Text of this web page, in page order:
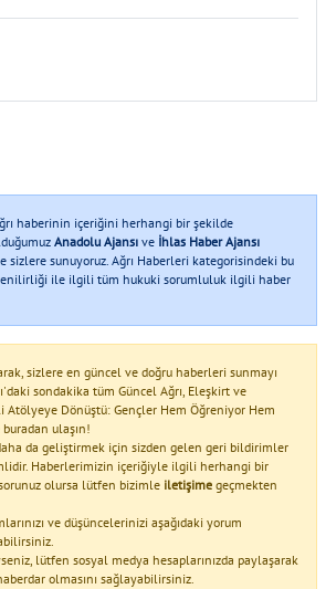
haberinin içeriğini herhangi bir şekilde
Anadolu Ajansı ve İhlas Haber Ajansı
sizlere sunuyoruz. Ağrı Haberleri kategorisindeki bu
ile ilgili tüm hukuki sorumluluk ilgili haber
sizlere en güncel ve doğru haberleri sunmayı
sondakika tüm Güncel Ağrı, Eleşkirt ve
Atölyeye Dönüştü: Gençler Hem Öğreniyor Hem
ulaşın!
da geliştirmek için sizden gelen geri bildirimler
Haberlerimizin içeriğiyle ilgili herhangi bir
olursa lütfen bizimle iletişime geçmekten
ve düşüncelerinizi aşağıdaki yorum
lütfen sosyal medya hesaplarınızda paylaşarak
olmasını sağlayabilirsiniz.